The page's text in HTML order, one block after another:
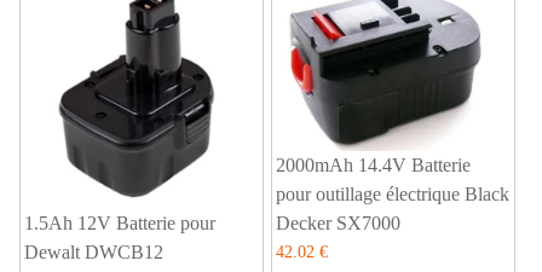
1.5Ah 12V Batterie pour
Dewalt DWCB12
2000mAh 14.4V Batterie
pour outillage électrique Black
Decker SX7000
42.02 €